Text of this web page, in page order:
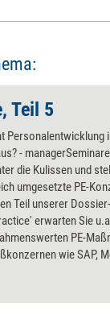
liefern Antworten.
Teil 5
Personalentwicklung
-
die Kulissen und
umgesetzte PE-
Teil unserer
erwarten Sie
PE-
wie SAP,
und